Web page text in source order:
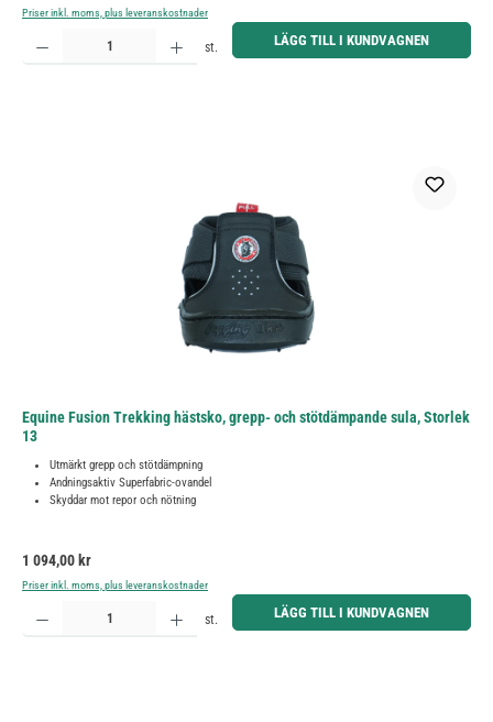
Priser inkl. moms, plus leveranskostnader
Produktkvantitet: Ange önskat belopp eller använd knapparna för att öka eller minska kvantiteten.
st. LÄGG TILL I KUNDVAGNEN
Equine Fusion Trekking hästsko, grepp- och stötdämpande sula, Storlek
13
Utmärkt grepp och stötdämpning
Andningsaktiv Superfabric-ovandel
Skyddar mot repor och nötning
Ordinarie pris:
1 094,00 kr
Priser inkl. moms, plus leveranskostnader
Produktkvantitet: Ange önskat belopp eller använd knapparna för att öka eller minska kvantiteten.
st. LÄGG TILL I KUNDVAGNEN